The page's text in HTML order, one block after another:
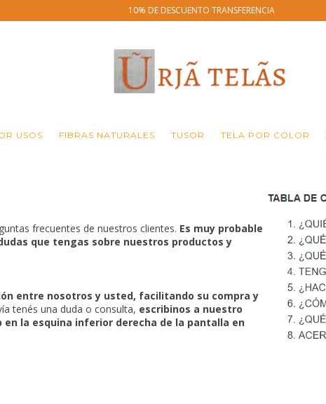
10% DE DESCUENTO TRANSFERENCIA
USOS FIBRAS NATURALES TUSOR TELA POR COLOR
frecuentes de nuestros clientes. Es muy probable
que tengas sobre nuestros productos y
entre nosotros y usted, facilitando su compra y
tenés una duda o consulta, escribinos a nuestro
la esquina inferior derecha de la pantalla en